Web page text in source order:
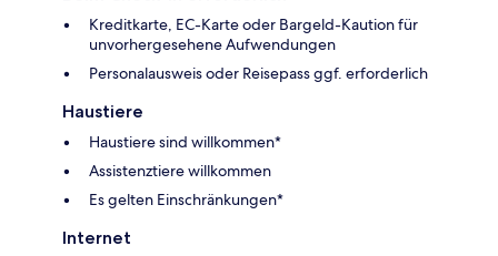
Kreditkarte, EC-Karte oder Bargeld-Kaution für
unvorhergesehene Aufwendungen
Personalausweis oder Reisepass ggf. erforderlich
Haustiere
Haustiere sind willkommen*
Assistenztiere willkommen
Es gelten Einschränkungen*
Internet